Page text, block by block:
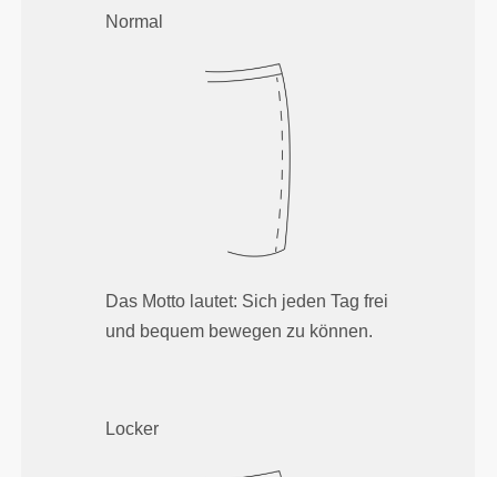
Normal
Das Motto lautet: Sich jeden Tag frei
und bequem bewegen zu können.
Locker